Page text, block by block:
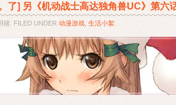
了] 另《机动战士高达独角兽UC》第六
猪. FILED UNDER 动漫游戏 生活小絮